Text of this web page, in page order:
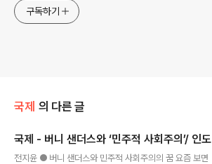
구독하기
국제 의 다른 글
국제 - 버니 샌더스와 ‘민주적 사회주의’/ 인도
전지윤 ● 버니 샌더스와 민주적 사회주의의 꿈 요즘 보면